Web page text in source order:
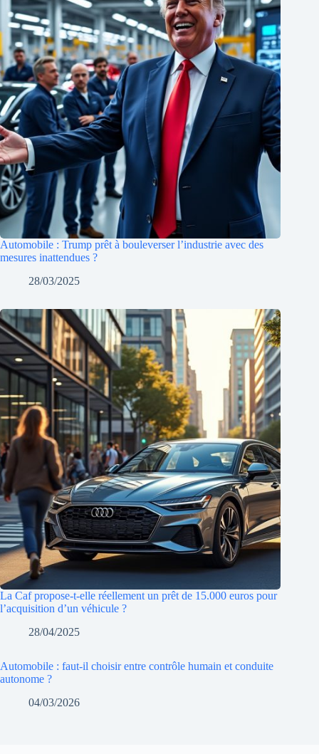
Automobile : Trump prêt à bouleverser l’industrie avec des
mesures inattendues ?
28/03/2025
La Caf propose-t-elle réellement un prêt de 15.000 euros pour
l’acquisition d’un véhicule ?
28/04/2025
Automobile : faut-il choisir entre contrôle humain et conduite
autonome ?
04/03/2026